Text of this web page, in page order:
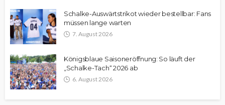
Schalke-Auswärtstrikot wieder bestellbar: Fans
müssen lange warten
7. August 2026
Königsblaue Saisoneröffnung: So läuft der
„Schalke-Tach“ 2026 ab
6. August 2026